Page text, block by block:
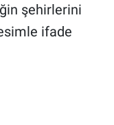
şehirlerini
ifade